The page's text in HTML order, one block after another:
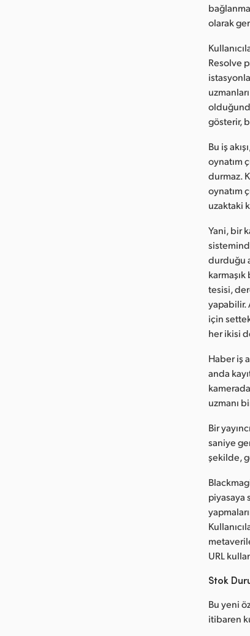
olarak
Resolve
gösterir,
Bu iş
oynatım
durmaz.
oynatım
uzaktaki
Yani, bir
durduğu
tesisi,
yapabilir.
için
her ikisi
Haber iş
anda
uzmanı
Bir
saniye
şekilde,
piyasaya
URL
Stok
Bu yeni
itibaren